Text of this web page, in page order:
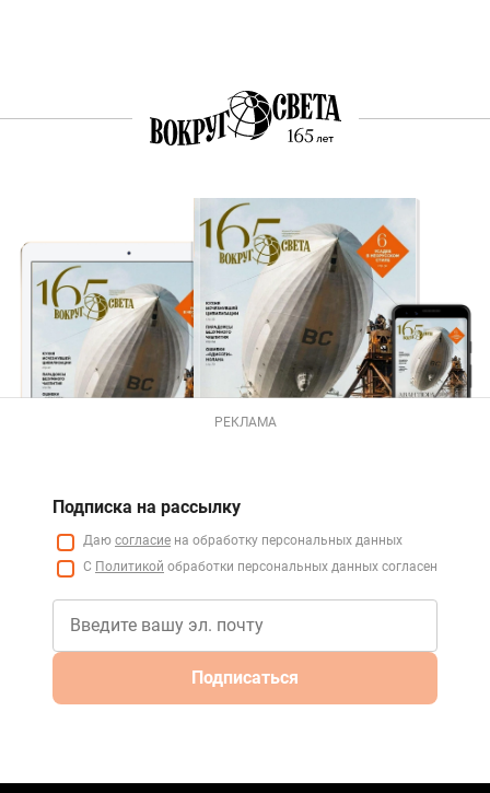
РЕКЛАМА
Подписка на рассылку
Даю согласие на обработку персональных данных
С Политикой обработки персональных данных согласен
Подписаться